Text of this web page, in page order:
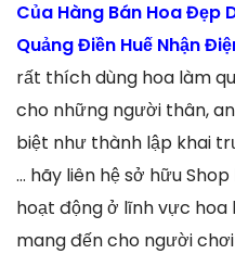
Của Hàng Bán Hoa Đẹp
Quảng Điền Huế Nhận
rất thích dùng hoa làm
cho những người thân,
biệt như thành lập khai
… hãy liên hệ sở hữu
hoạt động ở lĩnh vực hoa
mang đến cho người